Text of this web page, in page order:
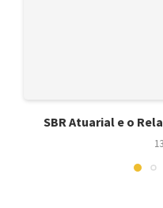
SBR Atuarial e o